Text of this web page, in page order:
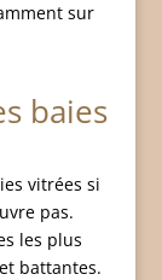
sur
baies
vitrées si
pas.
les plus
battantes.